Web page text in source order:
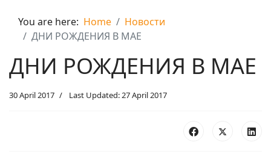
You are here: Home
Новости
ДНИ РОЖДЕНИЯ В МАЕ
ДНИ РОЖДЕНИЯ В МАЕ
30 April 2017 Last Updated: 27 April 2017